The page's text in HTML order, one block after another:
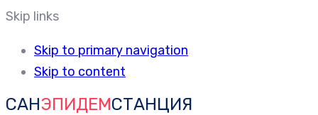
Skip links
Skip to primary navigation
Skip to content
САНЭПИДЕМСТАНЦИЯ